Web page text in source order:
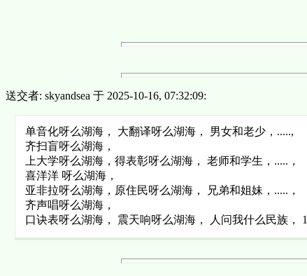
送交者: skyandsea 于 2025-10-16, 07:32:09:
单音化呀么湖海， 大翻译呀么湖海， 男女和老少，.....,
齐扫盲呀么湖海，
上大学呀么湖海，得表彰呀么湖海， 老师和学生，.....，
喜洋洋 呀么湖海，
亚非拉呀么湖海，原住民呀么湖海， 兄弟和姐妹，.....，
齐声唱呀么湖海，
口诀表呀么湖海， 震天响呀么湖海， 人问我什么民族，